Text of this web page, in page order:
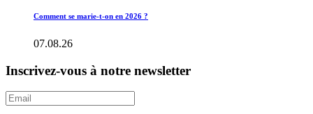
Comment se marie-t-on en 2026 ?
07.08.26
Inscrivez-vous à notre newsletter